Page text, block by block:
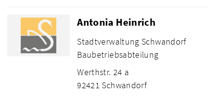
Antonia Heinrich
Stadtverwaltung Schwandorf
Baubetriebsabteilung
Werthstr. 24 a
92421 Schwandorf